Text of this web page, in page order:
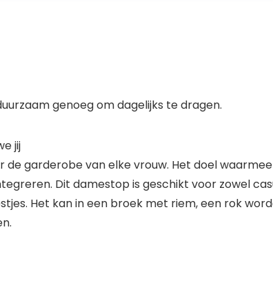
genoeg om dagelijks te dragen.
jij
de garderobe van elke vrouw. Het doel
Dit damestop is geschikt voor zowel
Het kan in een broek met riem, een rok